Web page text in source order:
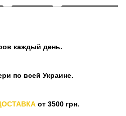
каждый день.
по всей Украине.
от 3500 грн.